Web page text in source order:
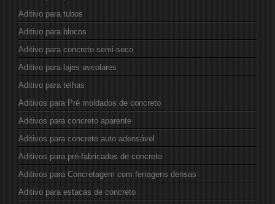
Aditivo para tubos
Aditivo para blocos
Aditivo para concreto semi-seco
Aditivo para lajes aveolares
Aditivo para telhas
Aditivos para Pré moldados de concreto
Aditivos para concreto aparente
Aditivos para concreto auto adensável
Aditivos para pré-fabricados de concreto
Aditivos para Concretagem com ferragens densas
Aditivo para estacas de concreto